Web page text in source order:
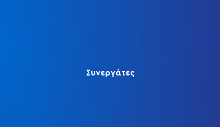
Συνεργάτες